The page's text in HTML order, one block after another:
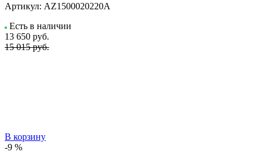
Артикул: AZ1500020220A
Есть в наличии
13 650 руб.
15 015 руб.
В корзину
-9 %